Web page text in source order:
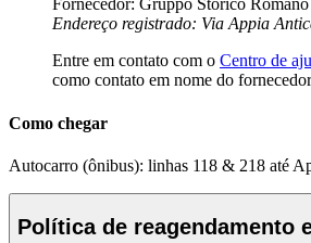
Fornecedor: Gruppo Storico Romano
Endereço registrado: Via Appia
Entre em contato com o Centro de
como contato em nome do
Como chegar
Autocarro (ônibus): linhas 118 & 218 até
Política de reagendamento